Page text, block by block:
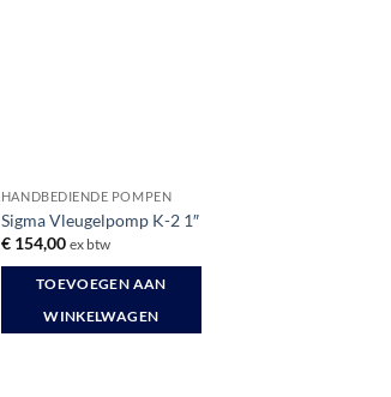
HANDBEDIENDE POMPEN
Sigma Vleugelpomp K-2 1″
€154,00 ex btw
TOEVOEGEN AAN
WINKELWAGEN